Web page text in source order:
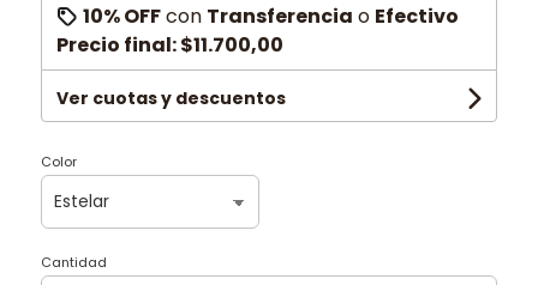
10% OFFcon Transferencia o Efectivo
Precio final:$11.700,00
Ver cuotas y descuentos
Color
Cantidad